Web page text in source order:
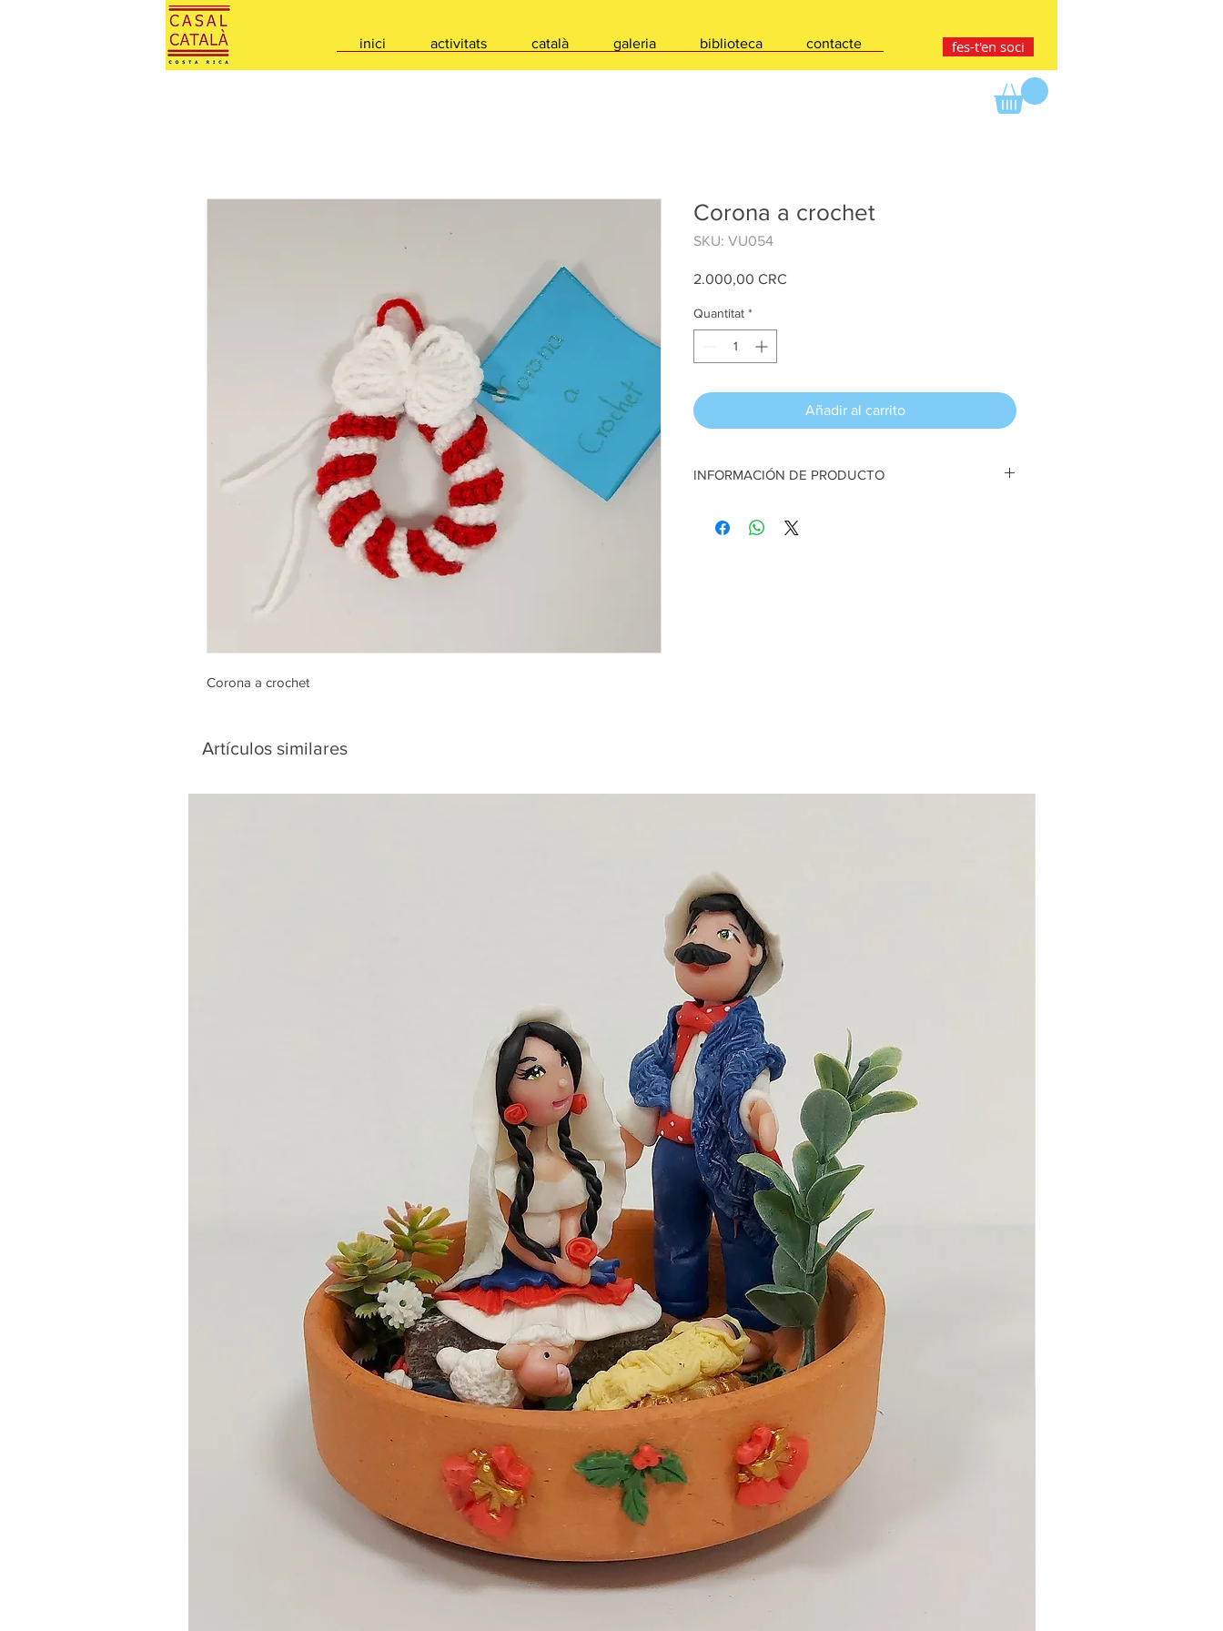
inici activitats català galeria biblioteca contacte fes-t'en soci
Corona a crochet
Corona a crochet
SKU: VU054
2.000,00 CRC
Quantitat *
Añadir al carrito
INFORMACIÓN DE PRODUCTO
Lana
Artículos similares